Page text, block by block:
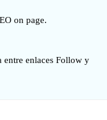
on page.
entre enlaces Follow y